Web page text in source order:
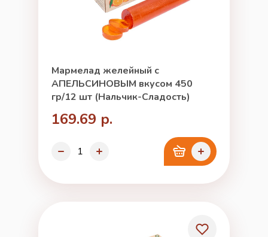
Мармелад желейный с
АПЕЛЬСИНОВЫМ вкусом 450
гр/12 шт (Нальчик-Сладость)
169.69 р.